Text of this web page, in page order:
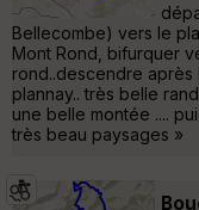
Bellecombe) vers le
Mont Rond, bifurquer
rond..descendre après
plannay.. très belle
une belle montée ....
très beau paysages »